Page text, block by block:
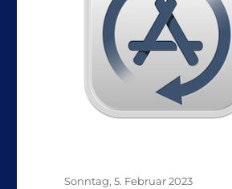
Veröffentlicht
Sonntag, 5. Februar 2023